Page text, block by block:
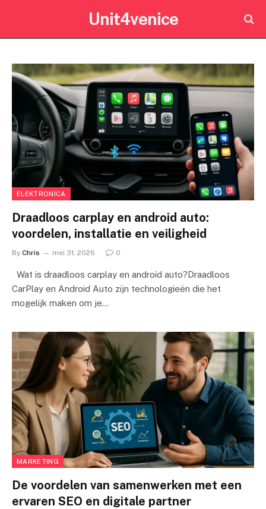
Unit4venice
ELEKTRONICA
Draadloos carplay en android auto:
voordelen, installatie en veiligheid
By Chris mei 31, 2026 0
Wat is draadloos carplay en android auto?Draadloos
CarPlay en Android Auto zijn technologieën die het
mogelijk maken om je…
MARKETING
De voordelen van samenwerken met een
ervaren SEO en digitale partner